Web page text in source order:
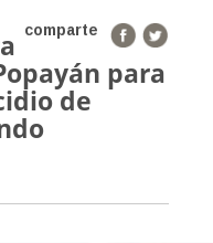
comparte
para
de